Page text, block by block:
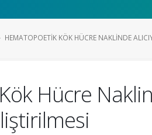
HEMATOPOETIK KÖK HÜCRE NAKLINDE
Hücre